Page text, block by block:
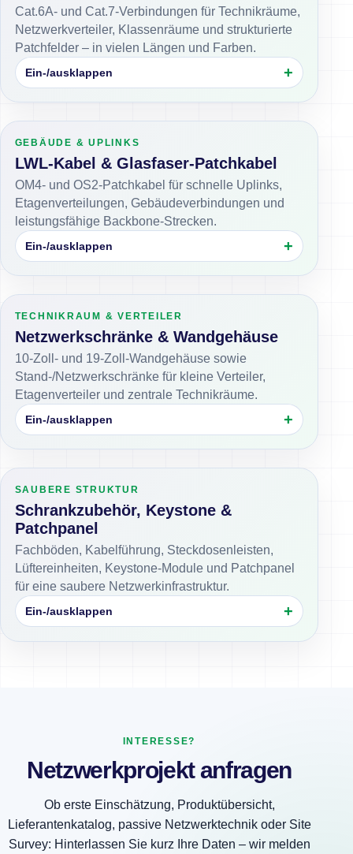
Cat.6A- und Cat.7-Verbindungen für Technikräume,
Netzwerkverteiler, Klassenräume und strukturierte
Patchfelder – in vielen Längen und Farben.
Ein-/ausklappen
GEBÄUDE & UPLINKS
LWL-Kabel & Glasfaser-Patchkabel
OM4- und OS2-Patchkabel für schnelle Uplinks,
Etagenverteilungen, Gebäudeverbindungen und
leistungsfähige Backbone-Strecken.
Ein-/ausklappen
TECHNIKRAUM & VERTEILER
Netzwerkschränke & Wandgehäuse
10-Zoll- und 19-Zoll-Wandgehäuse sowie
Stand-/Netzwerkschränke für kleine Verteiler,
Etagenverteiler und zentrale Technikräume.
Ein-/ausklappen
SAUBERE STRUKTUR
Schrankzubehör, Keystone &
Patchpanel
Fachböden, Kabelführung, Steckdosenleisten,
Lüftereinheiten, Keystone-Module und Patchpanel
für eine saubere Netzwerkinfrastruktur.
Ein-/ausklappen
INTERESSE?
Netzwerkprojekt anfragen
Ob erste Einschätzung, Produktübersicht,
Lieferantenkatalog, passive Netzwerktechnik oder Site
Survey: Hinterlassen Sie kurz Ihre Daten – wir melden